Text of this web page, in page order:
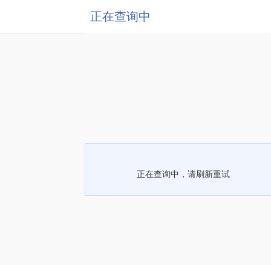
正在查询中
正在查询中，请刷新重试